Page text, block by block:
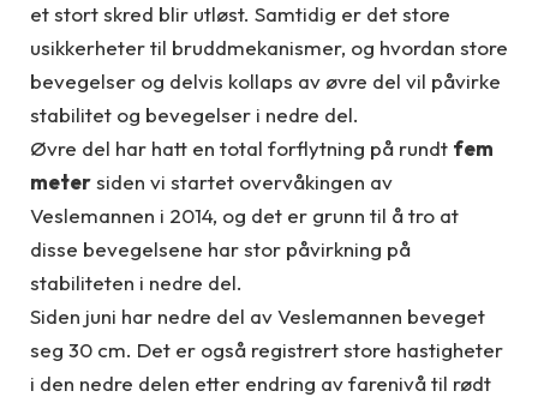
et stort skred blir utløst. Samtidig er det store
usikkerheter til bruddmekanismer, og hvordan store
bevegelser og delvis kollaps av øvre del vil påvirke
stabilitet og bevegelser i nedre del.
Øvre del har hatt en total forflytning på rundt fem
metersiden vi startet overvåkingen av
Veslemannen i 2014, og det er grunn til å tro at
disse bevegelsene har stor påvirkning på
stabiliteten i nedre del.
Siden juni har nedre del av Veslemannen beveget
seg 30 cm. Det er også registrert store hastigheter
i den nedre delen etter endring av farenivå til rødt